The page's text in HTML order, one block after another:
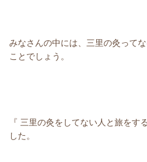
みなさんの中には、三里の灸って
ことでしょう。
『 三里の灸をしてない人と旅をす
した。